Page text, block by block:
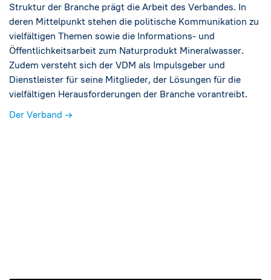
Struktur der Branche prägt die Arbeit des Verbandes. In
deren Mittelpunkt stehen die politische Kommunikation zu
vielfältigen Themen sowie die Informations- und
Öffentlichkeitsarbeit zum Naturprodukt Mineralwasser.
Zudem versteht sich der VDM als Impulsgeber und
Dienstleister für seine Mitglieder, der Lösungen für die
vielfältigen Herausforderungen der Branche vorantreibt.
Der Verband →